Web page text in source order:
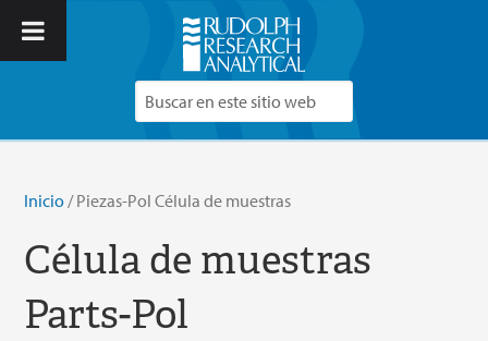
Inicio / Piezas-Pol Célula de muestras
Célula de muestras
Parts-Pol